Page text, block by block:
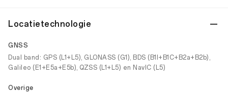
Locatietechnologie
GNSS
Dual band: GPS (L1+L5), GLONASS (G1), BDS (B1I+B1C+B2a+B2b),
Galileo (E1+E5a+E5b), QZSS (L1+L5) en NavIC (L5)
Overige